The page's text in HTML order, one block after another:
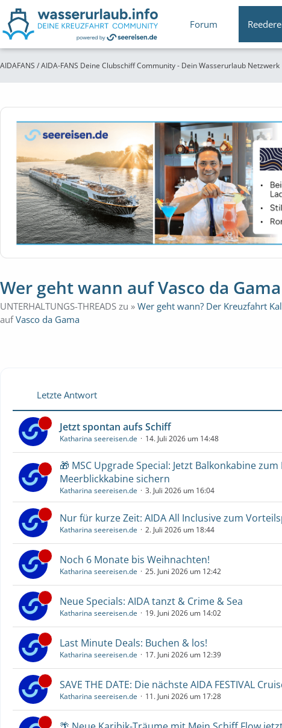
Forum
AIDAFANS / AIDA-FANS Deine Clubschiff Community - Dein Wasserurlaub Netzwerk
Wer geht wann auf Vasco da Gama
UNTERHALTUNGS-THREADS zu » Wer geht wann? Der Kreuzfahrt
aufVasco da Gama
Letzte Antwort
Jetzt spontan aufs Schiff
Katharina seereisen.de 14. Juli 2026 um 14:48
🎁 MSC Upgrade Special: Jetzt Balkonkabine
Meerblickkabine sichern
Katharina seereisen.de 3. Juli 2026 um 16:04
Nur für kurze Zeit: AIDA All Inclusive zum
Katharina seereisen.de 2. Juli 2026 um 18:44
Noch 6 Monate bis Weihnachten!
Katharina seereisen.de 25. Juni 2026 um 12:42
Neue Specials: AIDA tanzt & Crime & Sea
Katharina seereisen.de 19. Juni 2026 um 14:02
Last Minute Deals: Buchen & los!
Katharina seereisen.de 17. Juni 2026 um 12:39
SAVE THE DATE: Die nächste AIDA FESTIVAL
Katharina seereisen.de 11. Juni 2026 um 17:28